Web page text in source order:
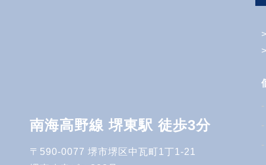
南海高野線 堺東駅 徒歩3分
〒590-0077 堺市堺区中瓦町1丁1-21